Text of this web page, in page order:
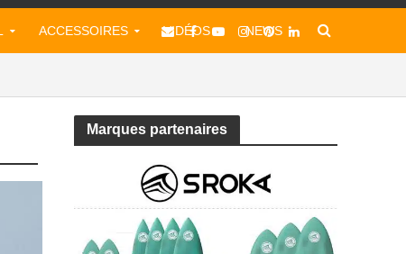
ACCESSOIRES VIDÉOS NEWS
Marques partenaires